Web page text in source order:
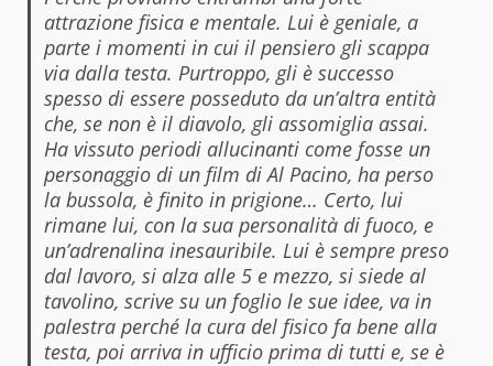
attrazione fisica e mentale. Lui è geniale, a
parte i momenti in cui il pensiero gli scappa
via dalla testa. Purtroppo, gli è successo
spesso di essere posseduto da un’altra entità
che, se non è il diavolo, gli assomiglia assai.
Ha vissuto periodi allucinanti come fosse un
personaggio di un film di Al Pacino, ha perso
la bussola, è finito in prigione… Certo, lui
rimane lui, con la sua personalità di fuoco, e
un’adrenalina inesauribile. Lui è sempre preso
dal lavoro, si alza alle 5 e mezzo, si siede al
tavolino, scrive su un foglio le sue idee, va in
palestra perché la cura del fisico fa bene alla
testa, poi arriva in ufficio prima di tutti e, se è